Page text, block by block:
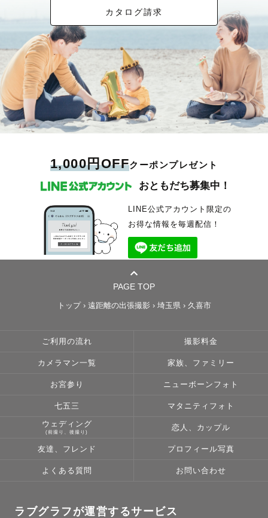
カタログ請求
1,000円OFFクーポンプレゼント
おともだち募集中！
LINE公式アカウント限定の
お得な情報を毎週配信！
PAGE TOP
トップ› 遠距離の出張撮影 › 埼玉県 › 久喜市
ご利用の流れ 撮影料金
カメラマン一覧 家族、ファミリー
お宮参り ニューボーンフォト
七五三 マタニティフォト
ウェディング
(前撮り、後撮り)
恋人、カップル
友達、フレンド プロフィール写真
よくある質問 お問い合わせ
ラブグラフが運営するサービス